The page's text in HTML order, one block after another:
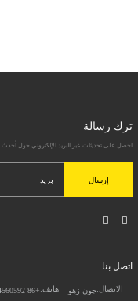
ترك رسالة
احصل على تحديثات عبر البريد الإلكتروني حول
إرسال
اتصل بنا
الاتصال:جون زهو هاتف:+86 17854560592